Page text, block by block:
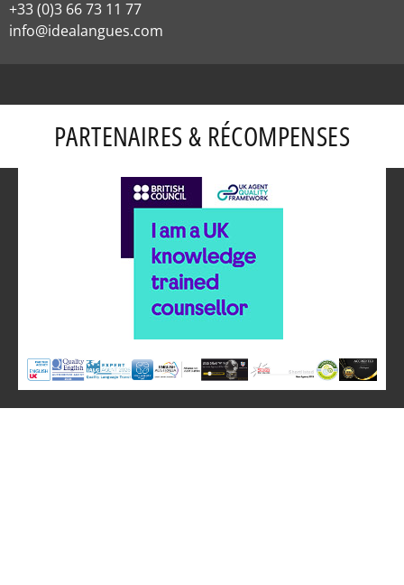
+33 (0)3 66 73 11 77
info@idealangues.com
PARTENAIRES & RÉCOMPENSES